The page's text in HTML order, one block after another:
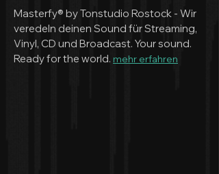
Masterfy® by Tonstudio Rostock - Wir
veredeln deinen Sound für Streaming,
Vinyl, CD und Broadcast. Your sound.
Ready for the world. mehr erfahren